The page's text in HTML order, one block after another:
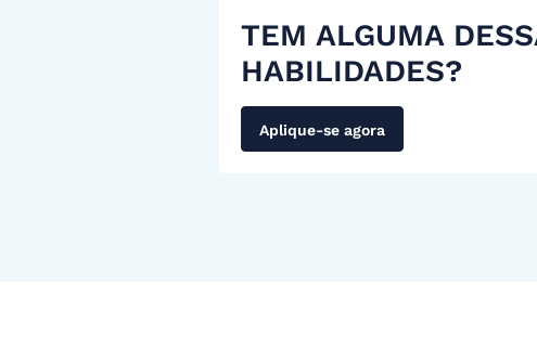
TEM ALGUMA
HABILIDADES?
Aplique-se agora